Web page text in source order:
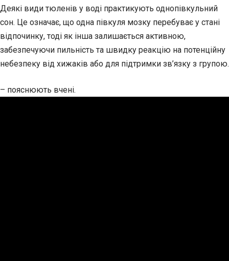
Деякі види тюленів у воді практикують однопівкульний
сон. Це означає, що одна півкуля мозку перебуває у стані
відпочинку, тоді як інша залишається активною,
забезпечуючи пильність та швидку реакцію на потенційну
небезпеку від хижаків або для підтримки зв’язку з групою.
– пояснюють вчені.